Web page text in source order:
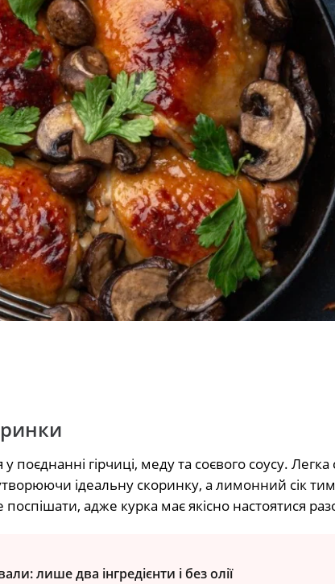
поєднанні гірчиці, меду та соєвого соусу.
утворюючи ідеальну скоринку, а лимонний сік
адже курка має якісно настоятися
лише два інгредієнти і без олії